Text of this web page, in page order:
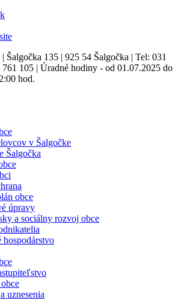
Šalgočka 135 | 925 54 Šalgočka | Tel: 031
105 | Úradné hodiny - od 01.07.2025 do
hod.
v Šalgočke
Šalgočka
obce
úpravy
a sociálny rozvoj obce
hospodárstvo
uznesenia